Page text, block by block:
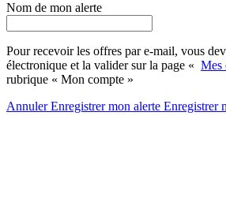
Nom de mon alerte
Pour recevoir les offres par e-mail, vous
électronique et la valider sur la page « Mes
rubrique « Mon compte »
AnnulerEnregistrer mon alerte Enregistrer